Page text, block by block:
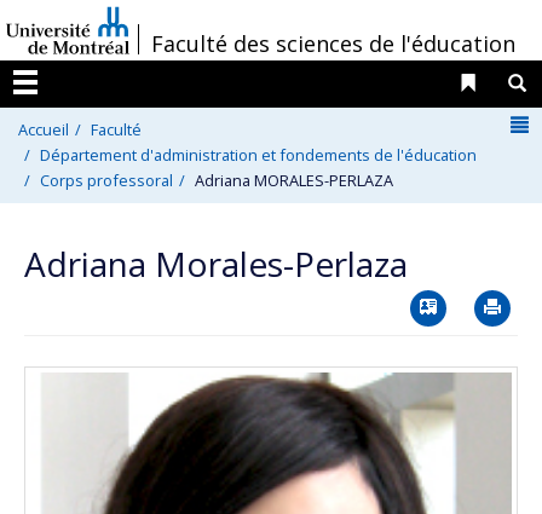
au
contenu
/Faculté des sciences de l'éducation
Menu
Liens
Accueil
Faculté
Département d'administration et fondements de l'éducation
Corps professoral
Adriana MORALES-PERLAZA
Adriana Morales-Perlaza
Vcard